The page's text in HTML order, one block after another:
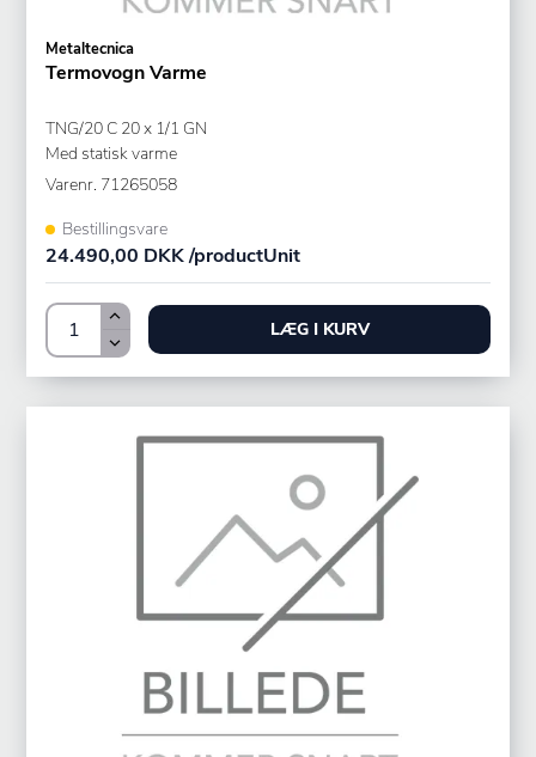
Metaltecnica
Termovogn Varme
TNG/20 C 20 x 1/1 GN
Med statisk varme
Varenr. 71265058
Bestillingsvare
24.490,00 DKK /productUnit
LÆG I KURV